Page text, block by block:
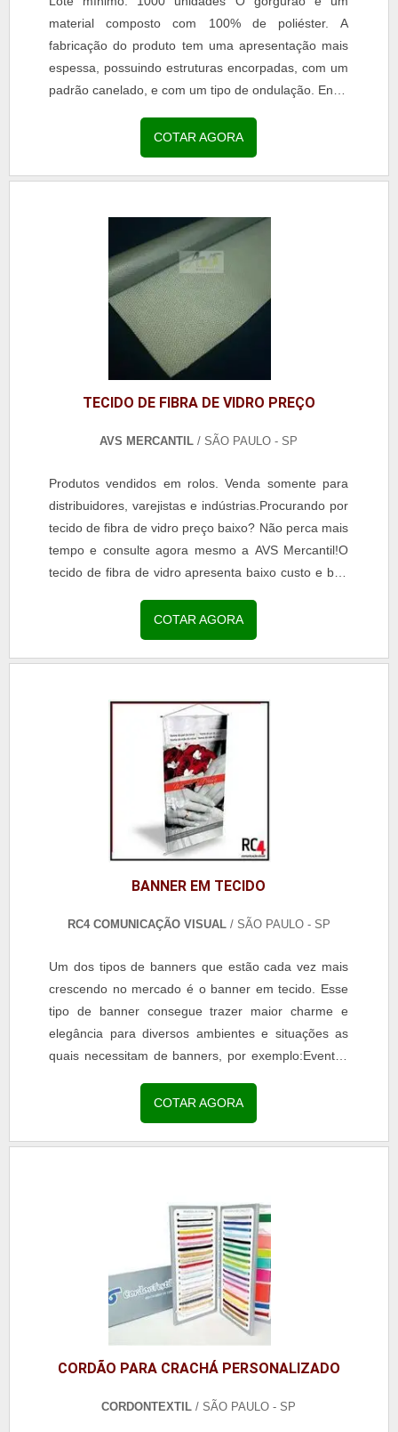
material composto com 100% de poliéster. A
fabricação do produto tem uma apresentação mais
espessa, possuindo estruturas encorpadas, com um
padrão canelado, e com um tipo de ondulação. Entre
COTAR AGORA
TECIDO DE FIBRA DE VIDRO PREÇO
AVS MERCANTIL / SÃO PAULO - SP
Produtos vendidos em rolos. Venda somente para
distribuidores, varejistas e indústrias.Procurando por
tecido de fibra de vidro preço baixo? Não perca mais
tempo e consulte agora mesmo a AVS Mercantil!O
tecido de fibra de vidro apresenta baixo custo e boa
COTAR AGORA
BANNER EM TECIDO
RC4 COMUNICAÇÃO VISUAL/ SÃO PAULO - SP
Um dos tipos de banners que estão cada vez mais
crescendo no mercado é o banner em tecido. Esse
tipo de banner consegue trazer maior charme e
elegância para diversos ambientes e situações as
quais necessitam de banners, por exemplo:Eventos
COTAR AGORA
CORDÃO PARA CRACHÁ PERSONALIZADO
CORDONTEXTIL / SÃO PAULO - SP